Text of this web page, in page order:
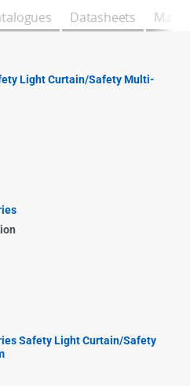
Datasheets
Light Curtain/Safety Multi-
Safety Light Curtain/Safety